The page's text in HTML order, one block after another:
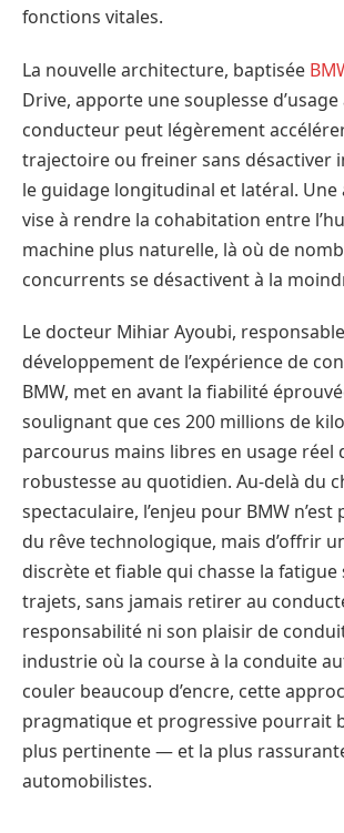
fonctions vitales.
La nouvelle architecture, baptisée
Drive, apporte une souplesse
conducteur peut légèrement
trajectoire ou freiner sans désactiver
le guidage longitudinal et latéral. Une
vise à rendre la cohabitation entre
machine plus naturelle, là où de
concurrents se désactivent à la
Le docteur Mihiar Ayoubi,
développement de l’expérience de
BMW, met en avant la fiabilité
soulignant que ces 200 millions de
parcourus mains libres en usage réel
robustesse au quotidien. Au-delà du
spectaculaire, l’enjeu pour BMW n’est
du rêve technologique, mais d’offrir
discrète et fiable qui chasse la fatigue
trajets, sans jamais retirer au
responsabilité ni son plaisir de
industrie où la course à la conduite
couler beaucoup d’encre, cette
pragmatique et progressive pourrait
plus pertinente — et la plus
automobilistes.